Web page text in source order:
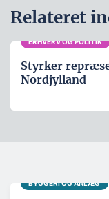
Relateret
ERHVERV OG POLITIK
Styrker
Nordjylland
BYGGERI OG ANLÆG